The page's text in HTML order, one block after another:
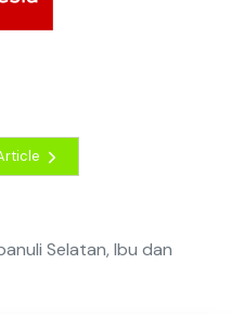
Selatan, Ibu dan